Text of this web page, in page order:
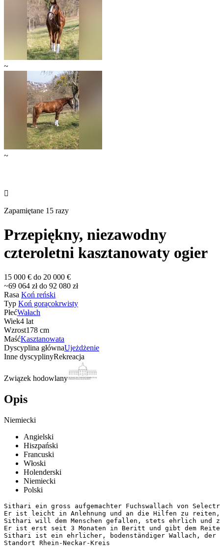
~
~

Zapamiętane 15 razy
Przepiękny, niezawodny
czteroletni kasztanowaty ogier
15 000 € do 20 000 €
~69 064 zł do 92 080 zł
Rasa Koń reński
Typ Koń gorącokrwisty
PłećWałach
Wiek4 lat
Wzrost178 cm
MaśćKasztanowata
Dyscyplina głównaUjeżdżenie
Inne dyscyplinyRekreacja
Związek hodowlany
Opis
Niemiecki
Angielski
Hiszpański
Francuski
Włoski
Holenderski
Niemiecki
Polski
Sithari ein gross aufgemachter Fuchswallach von
Er ist leicht in Anlehnung und an die Hilfen zu
Sithari will dem Menschen gefallen, stets ehrlich und
Er ist erst seit 3 Monaten in Beritt und gibt dem
Sithari ist ein ehrlicher, bodenständiger Wallach, der
Standort Rhein-Neckar-Kreis